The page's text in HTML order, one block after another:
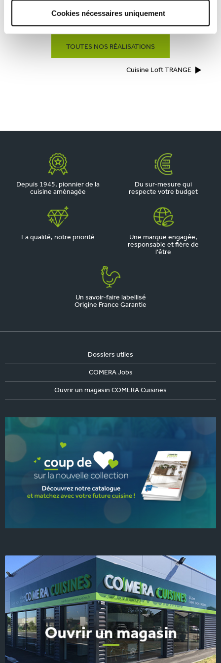
Cookies nécessaires uniquement
TOUTES NOS RÉALISATIONS
Cuisine Loft TRANGE
Depuis 1945, pionnier de la
cuisine aménagée
Du sur-mesure qui
respecte votre budget
La qualité, notre priorité
Une marque engagée,
responsable et fière de
l'être
Un savoir-faire labellisé
Origine France Garantie
Dossiers utiles
COMERA Jobs
Ouvrir un magasin COMERA Cuisines